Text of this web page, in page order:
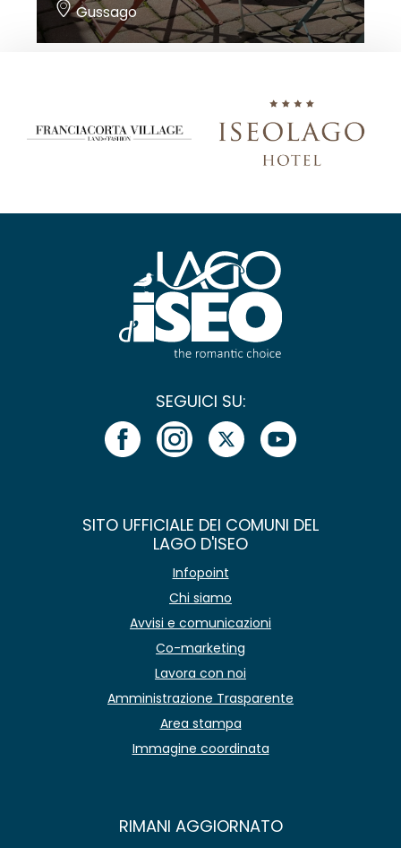
Gussago
SEGUICI SU:
SITO UFFICIALE DEI COMUNI DEL
LAGO D'ISEO
Infopoint
Chi siamo
Avvisi e comunicazioni
Co-marketing
Lavora con noi
Amministrazione Trasparente
Area stampa
Immagine coordinata
RIMANI AGGIORNATO